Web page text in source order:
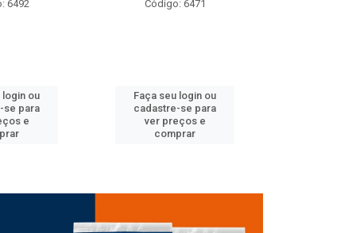
6471
login ou
se para
e
Código: 6489
Faça seu login ou
cadastre-se para
ver preços e
comprar